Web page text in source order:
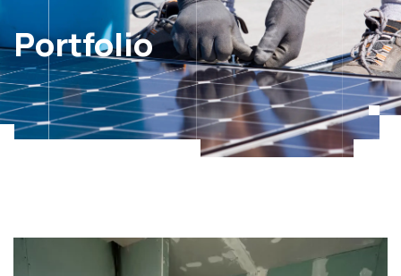
Portfolio